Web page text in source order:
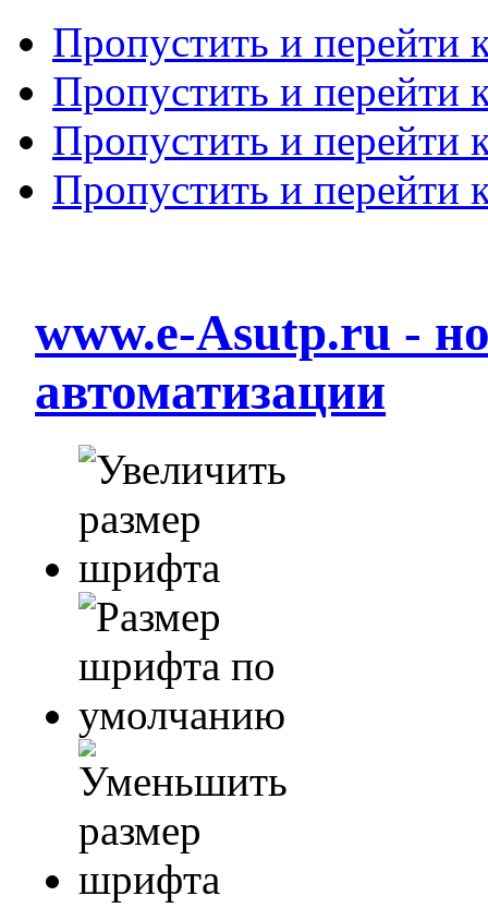
Пропустить и перейти
Пропустить и перейти
Пропустить и перейти
Пропустить и перейти
www.e-Asutp.ru -
автоматизации